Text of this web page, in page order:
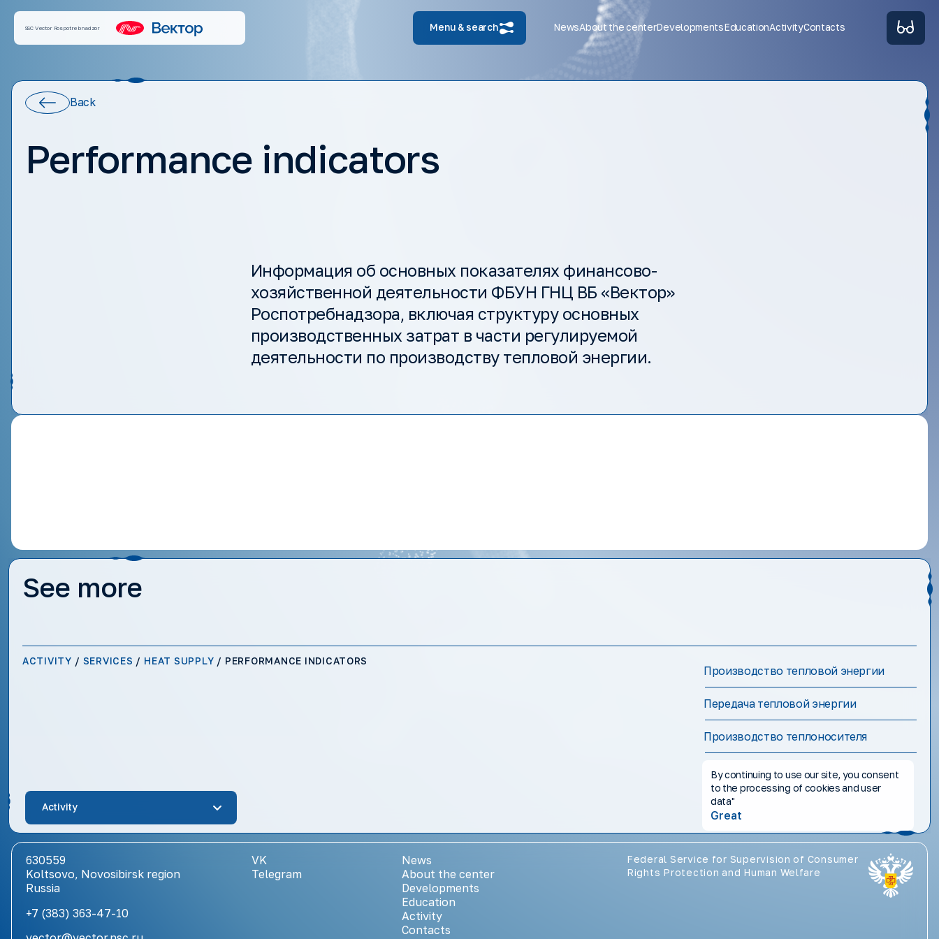
SSC Vector Rospotrebnadzor Menu & search NewsAbout the centerDevelopmentsEducationActivityContacts
Back
Performance indicators
Информация об основных показателях финансово-
хозяйственной деятельности ФБУН ГНЦ ВБ «Вектор»
Роспотребнадзора, включая структуру основных
производственных затрат в части регулируемой
деятельности по производству тепловой энергии.
See more
ACTIVITY / SERVICES / HEAT SUPPLY / PERFORMANCE INDICATORS
Производство тепловой энергии
Передача тепловой энергии
Производство теплоносителя
Activity
By continuing to use our site, you consent
to the processing of cookies and user
data"
Great
630559
Koltsovo, Novosibirsk region
Russia
+7 (383) 363-47-10
VK
Telegram
News
About the center
Developments
Education
Activity
Contacts
Federal Service for Supervision of Consumer
Rights Protection and Human Welfare